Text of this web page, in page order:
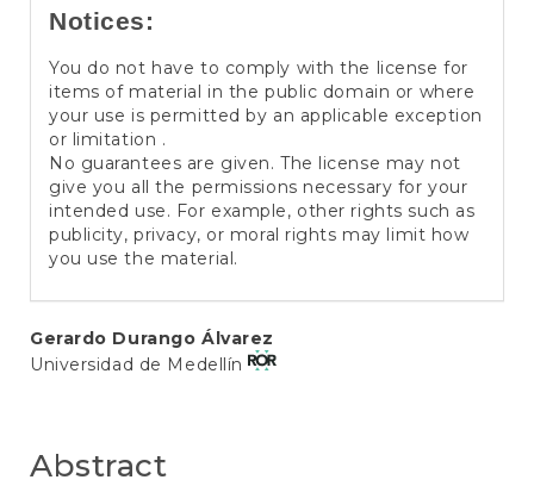
Notices:
You do not have to comply with the license for
items of material in the public domain or where
your use is permitted by an applicable exception
or limitation .
No guarantees are given. The license may not
give you all the permissions necessary for your
intended use. For example, other rights such as
publicity, privacy, or moral rights may limit how
you use the material.
Main
Article
Gerardo Durango Álvarez
Universidad de Medellín
Abstract